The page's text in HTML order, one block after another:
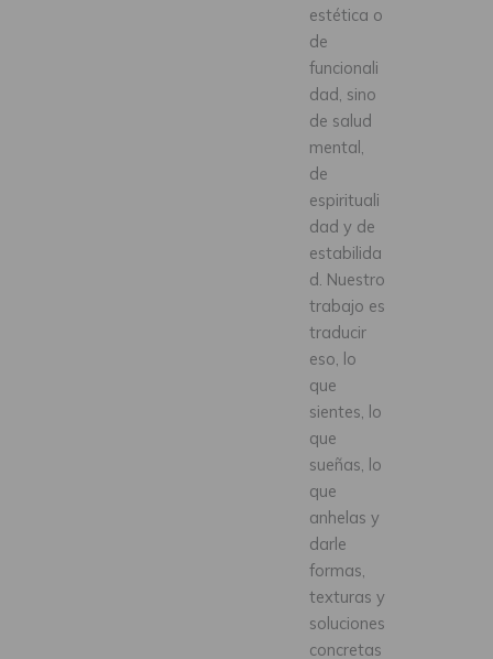
estética o
de
funcionali
dad, sino
de salud
mental,
de
espirituali
dad y de
estabilida
d. Nuestro
trabajo es
traducir
eso, lo
que
sientes, lo
que
sueñas, lo
que
anhelas y
darle
formas,
texturas y
soluciones
concretas